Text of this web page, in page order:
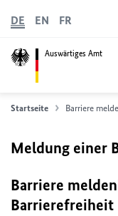
Auswärtiges Amt
DE EN FR
Startseite Barriere
Meldung einer
Barriere
Barrierefreiheit